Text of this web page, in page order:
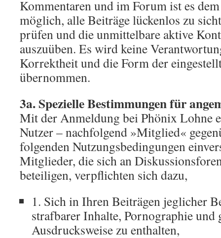
Kommentaren und im Forum ist es
möglich, alle Beiträge lückenlos zu
prüfen und die unmittelbare aktive
auszuüben. Es wird keine
Korrektheit und die Form der
übernommen.
3a. Spezielle Bestimmungen für
Mit der Anmeldung bei Phönix Lohne
Nutzer – nachfolgend »Mitglied«
folgenden Nutzungsbedingungen
Mitglieder, die sich an
beteiligen, verpflichten sich dazu,
1. Sich in Ihren Beiträgen jeglicher
strafbarer Inhalte, Pornographie und
Ausdrucksweise zu enthalten,